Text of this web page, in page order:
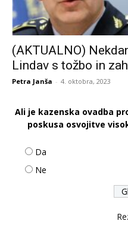
(AKTUALNO)
Lindav s tožbo in
Petra Janša - 4. oktobra, 2023
Ali je kazenska ovadba
poskusa osvojitve
Da
Ne